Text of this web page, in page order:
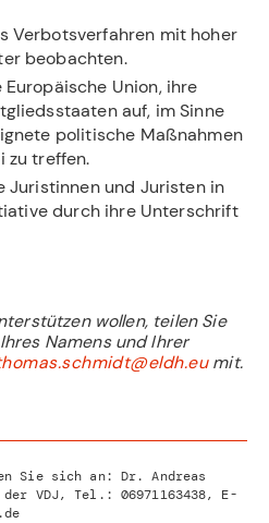
Verbotsverfahren mit hoher
beobachten.
Union, ihre
auf, im Sinne
politische Maßnahmen
zu treffen.
Juristinnen und Juristen in
durch ihre Unterschrift
wollen, teilen Sie
Namens und Ihrer
mit.
Sie sich an: Dr. Andreas
der VDJ, Tel.: 06971163438, E-